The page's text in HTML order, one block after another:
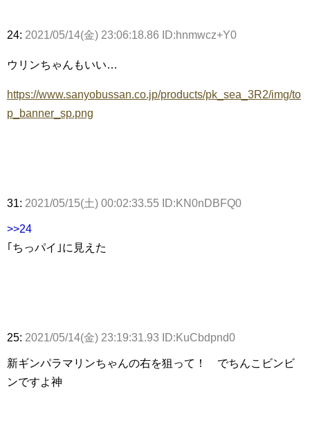
24: 2021/05/14(金) 23:06:18.86 ID:hnmwcz+Y0
ウリンちゃんもいい…
https://www.sanyobussan.co.jp/products/pk_sea_3R2/img/to
p_banner_sp.png
31: 2021/05/15(土) 00:02:33.55 ID:KN0nDBFQ0
>>24
｢ちっパイ｣に見えた
25: 2021/05/14(金) 23:19:31.93 ID:KuCbdpnd0
新ギンパラマリンちゃんの右を狙って！ でちんこビンビ
ンですよ神